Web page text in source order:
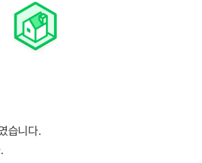
습니다.